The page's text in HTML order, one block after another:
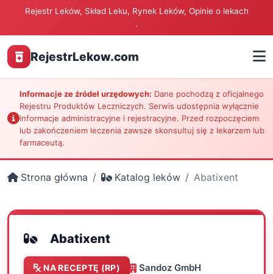
Rejestr Leków, Skład Leku, Rynek Leków, Opinie o lekach
.
RejestrLekow.com
Informacje ze źródeł urzędowych: Dane pochodzą z oficjalnego
Rejestru Produktów Leczniczych. Serwis udostępnia wyłącznie
informacje administracyjne i rejestracyjne. Przed rozpoczęciem
lub zakończeniem leczenia zawsze skonsultuj się z lekarzem lub
farmaceutą.
Strona główna Katalog leków Abatixent
Abatixent
NA RECEPTĘ (RP) Sandoz GmbH